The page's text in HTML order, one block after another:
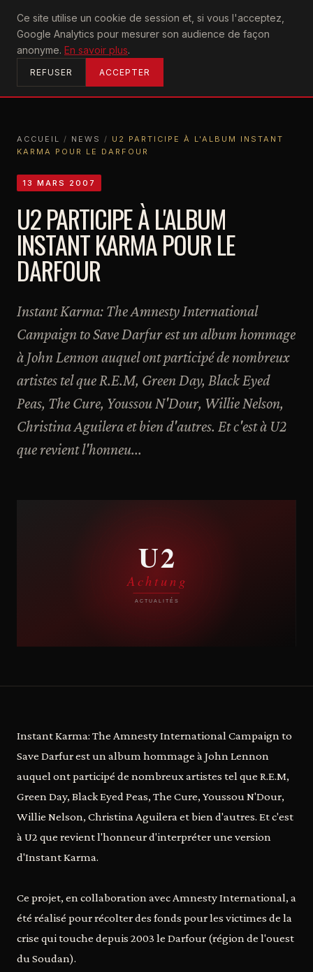
Ce site utilise un cookie de session et, si vous l'acceptez,
Google Analytics pour mesurer son audience de façon
anonyme. En savoir plus.
REFUSER ACCEPTER
U2achtung
ACCUEIL
ACCUEIL / NEWS / U2 PARTICIPE À L'ALBUM INSTANT
KARMA POUR LE DARFOUR
13 MARS 2007
U2 PARTICIPE À L'ALBUM
INSTANT KARMA POUR LE
DARFOUR
Instant Karma: The Amnesty International
Campaign to Save Darfur est un album hommage
à John Lennon auquel ont participé de nombreux
artistes tel que R.E.M, Green Day, Black Eyed
Peas, The Cure, Youssou N'Dour, Willie Nelson,
Christina Aguilera et bien d'autres. Et c'est à U2
que revient l'honneu...
Instant Karma: The Amnesty International Campaign to
Save Darfur est un album hommage à John Lennon
auquel ont participé de nombreux artistes tel que R.E.M,
Green Day, Black Eyed Peas, The Cure, Youssou N'Dour,
Willie Nelson, Christina Aguilera et bien d'autres. Et c'est
à U2 que revient l'honneur d'interpréter une version
d'Instant Karma.
Ce projet, en collaboration avec Amnesty International, a
été réalisé pour récolter des fonds pour les victimes de la
crise qui touche depuis 2003 le Darfour (région de l'ouest
du Soudan).